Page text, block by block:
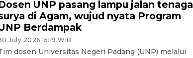
UNP pasang lampu jalan tenaga
di Agam, wujud nyata Program
Berdampak
July 2026 15:19 WIB
dosen Universitas Negeri Padang (UNP) melalui